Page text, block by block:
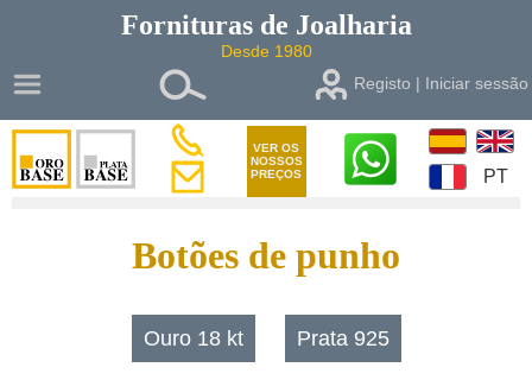
Fornituras de Joalharia
Desde 1980
Registo | Iniciar sessão
VER OS
NOSSOS
PREÇOS
PT
Botões de punho
Ouro 18 kt Prata 925